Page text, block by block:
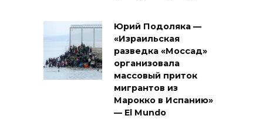
Юрий Подоляка —
«Израильская
разведка «Моссад»
организовала
массовый приток
мигрантов из
Марокко в Испанию»
— El Mundo